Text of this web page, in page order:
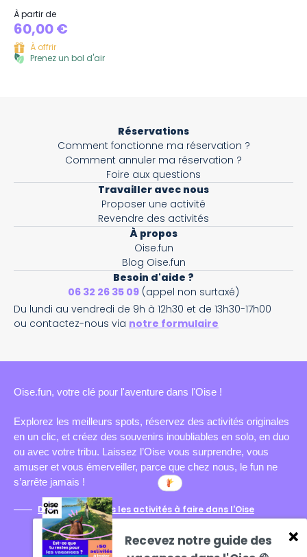
À partir de
60,00 €
À offrir
Prenez un bol d'air
Réservations
Comment fonctionne ma réservation ?
Comment annuler ma réservation ?
Foire aux questions
Travailler avec nous
Proposer une activité
Revendre des activités
À propos
Oise.fun
Blog Oise.fun
Besoin d'aide ?
06 32 26 35 09 (appel non surtaxé)
Du lundi au vendredi de 9h à 12h30 et de 13h30-17h00
ou contactez-nous via notre formulaire
Oise.fun, votre clé pour l'aventure dans l'Oise !
Explorez les meilleurs spots, réservez des activités originales
en un clic, et créez des souvenirs inoubliables en solo, en duo
ou avec votre tribu. Laissez l’Oise vous surprendre, vous
amuser et vous émerveiller, parce que chez nous, le fun ne
s’arrête jamais !
Découvrez toutes les activités à faire dans l'Oise
Recevez notre guide des